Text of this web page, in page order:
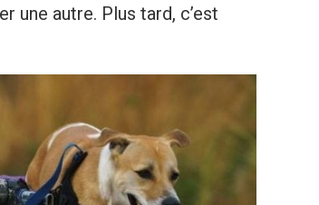
une autre. Plus tard, c’est